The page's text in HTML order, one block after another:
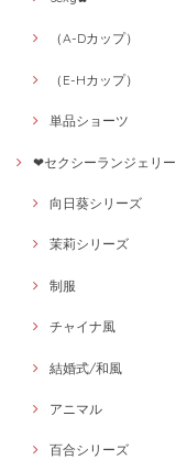
（A-Dカップ）
（E-Hカップ）
単品ショーツ
❤セクシーランジェリー
向日葵シリーズ
茉莉シリーズ
制服
チャイナ風
結婚式/和風
アニマル
百合シリーズ